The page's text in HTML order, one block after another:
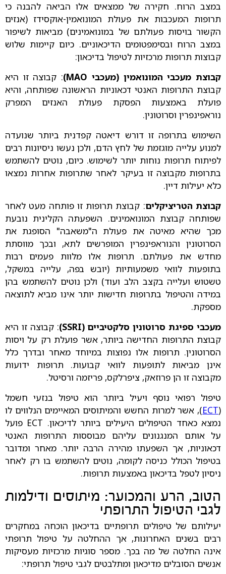
במצב הרוח. חקירה של ממצאים אלו הביאה להבנה כי
תרופות המעכבות את פעולת המונואמין-אוקסידז (אנזים
הקשור בויסות פעולתם של במונואמינים) מביאות לשיפור
במצב הרוח ובסימפטומים הדיכאוניים. כיום קיימות שלוש
קבוצות תרופות מרכזיות לטיפול בדיכאון:
קבוצת מעכבי המונואמין (מעכבי MAO)
: קבוצה זו היא
קבוצת התרופות האנטי דכאוניות הראשונה שפותחה, והיא
פועלת באמצעות הפסקת פעולת האנזים המפרק
נוראפינפרין וסרוטונין.
השימוש בתרופה זו דורש דיאטה קפדנית ביותר שנועדה
למנוע עלייה מוגזמת של לחץ הדם, ולכן נעשו ניסיונות רבים
לפיתוח תרופות נוחות יותר לשימוש. כיום, נוטים להשתמש
בתרופות מקבוצה זו בעיקר לאחר שתרופות אחרות נמצאו
כלא יעילות דיין.
קבוצת הטריציקלים: קבוצת תרופות זו פותחה מעט לאחר
שפותחה קבוצת המונואמינים. השפעתה הקלינית נובעת
מכך שהיא מאיטה את פעולת ה"משאבה" הסופגת את
הסרוטונין והנוראפינפרין המופרשים לתא, ובכך מווסתת
מחדש את פעולתם. תרופות אלו מלוות פעמים רבות
בתופעות לוואי משמעותיות (יובש בפה, עלייה במשקל,
טשטוש ועלייה בקצב הלב ועוד) ולכן נוטים להשתמש בהן
במידה והטיפול בתרופות חדישות יותר אינו מביא לתוצאה
מספקת.
מעכבי ספיגת סרוטונין סלקטיביים (SSRI)
: קבוצה זו היא
קבוצת התרופות החדישה ביותר, אשר פועלת רק על ויסות
הסרוטונין. תרופות אלו נפוצות במיוחד מאחר ובדרך כלל
אינן מביאות לתופעות לוואי קבועות. תרופות ידועות
מקבוצה זו הן פרוזאק, ציפרלקס, פריזמה ורסיטל.
טיפול רפואי נוסף ויעיל ביותר הוא טיפול בנזעי חשמל
(
ECT), אשר למרות החשש והמיתוסים המאיימים הנלווים לו
נמצא כאחד הטיפולים היעילים ביותר לדיכאון. ECT פועל
על אותם המנגנונים עליהם מבוססות התרופות האנטי
דכאוניות, אך השפעתו מהירה הרבה יותר. מאחר ומדובר
בטיפול הכולל כניסה לקומה, נוטים להשתמש בו רק לאחר
ניסיון לטפל בדיכאון באמצעות תרופות.
הטוב, הרע והמכוער: מיתוסים ודילמות
לגבי הטיפול התרופתי
יעילותם של טיפולים תרופתיים בדיכאון הוכחה במחקרים
רבים בשנים האחרונות, אך ההחלטה על טיפול תרופתי
אינה החלטה של מה בכך. מספר סוגיות מרכזיות מעסיקות
אנשים הסובלים מדיכאון ומתלבטים לגבי טיפול תרופתי: